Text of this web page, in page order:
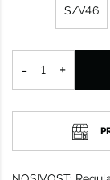
S/V46